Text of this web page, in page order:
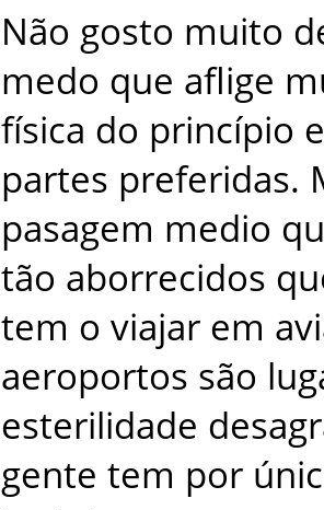
Não gosto muito
medo que aflige
física do princípio e
partes preferidas.
pasagem medio
tão aborrecidos
tem o viajar em
aeroportos são
esterilidade
gente tem por